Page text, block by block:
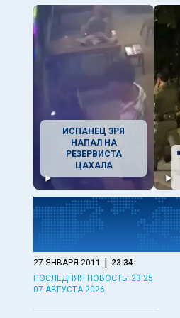
ИСПАНЕЦ ЗРЯ
НАПАЛ НА
РЕЗЕРВИСТА
ЦАХАЛА
27 ЯНВАРЯ 2011 | 23:34
ПОСЛЕДНЯЯ НОВОСТЬ: 23:25
07 АВГУСТА 2026